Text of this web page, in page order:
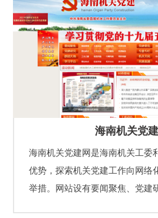
愿服务、维权服务、各地区团群
务。
海南机关党
海南机关党建网是海南机关工委
优势，探索机关党建工作向网络
举措。网站设有要闻聚焦、党建